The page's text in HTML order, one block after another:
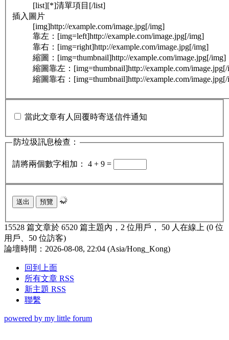
[list][*]清單項目[/list]
插入圖片
[img]http://example.com/image.jpg[/img]
靠左：[img=left]http://example.com/image.jpg[/img]
靠右：[img=right]http://example.com/image.jpg[/img]
縮圖：[img=thumbnail]http://example.com/image.jpg[/img]
縮圖靠左：[img=thumbnail]http://example.com/
縮圖靠右：[img=thumbnail]http://example.com/
當此文章有人回覆時寄送信件通知
防垃圾訊息檢查：
請將兩個數字相加： 4 + 9 =
15528 篇文章於 6520 篇主題內，2 位用戶， 50 人在線上 (0 位
用戶、50 位訪客)
論壇時間：2026-08-08, 22:04 (Asia/Hong_Kong)
回到上面
所有文章 RSS
新主題 RSS
聯繫
powered by my little forum